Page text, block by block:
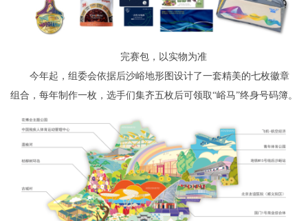
完赛包，以实物为准
今年起，组委会依据后沙峪地形图设计了一套精美的七枚徽章
组合，每年制作一枚，选手们集齐五枚后可领取“峪马”终身号码簿。